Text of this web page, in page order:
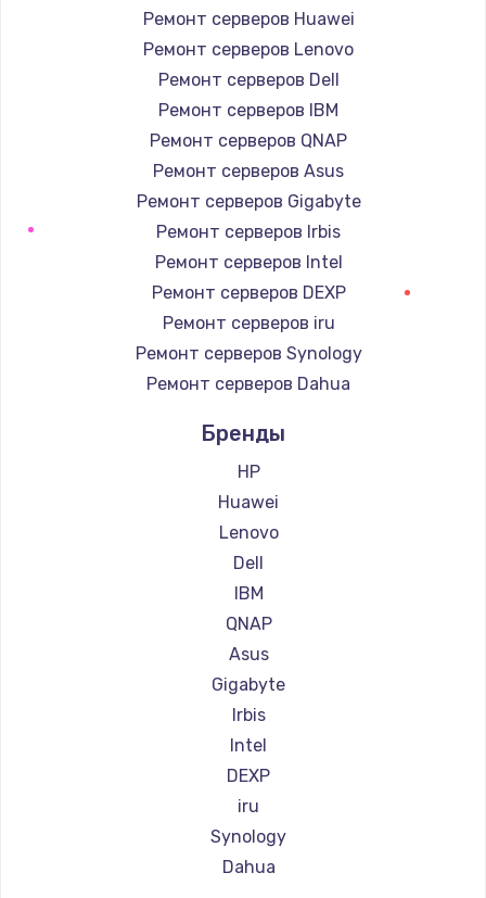
Заказать
Заказать
Замена аккумулятора
Заказать
Замена шим-контроллера
3900 руб.
Ремонт серверов Huawei
Ремонт серверов Lenovo
Ремонт серверов Dell
Ремонт серверов IBM
Ремонт серверов QNAP
Ремонт серверов Asus
Ремонт серверов Gigabyte
Ремонт серверов Irbis
Ремонт серверов Intel
Ремонт серверов DEXP
Ремонт серверов iru
Ремонт серверов Synology
Ремонт серверов Dahua
Бренды
HP
Huawei
Lenovo
Dell
IBM
QNAP
Asus
Gigabyte
Irbis
Intel
DEXP
iru
Synology
Dahua